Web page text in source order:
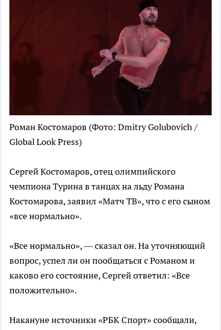
Роман Костомаров (Фото: Dmitry Golubovich /
Global Look Press)
Сергей Костомаров, отец олимпийского
чемпиона Турина в танцах на льду Романа
Костомарова, заявил «Матч ТВ», что с его сыном
«все нормально».
«Все нормально», — сказал он. На уточняющий
вопрос, успел ли он пообщаться с Романом и
каково его состояние, Сергей ответил: «Все
положительно».
Накануне источники «РБК Спорт» сообщали,